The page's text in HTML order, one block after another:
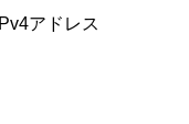
アドレス